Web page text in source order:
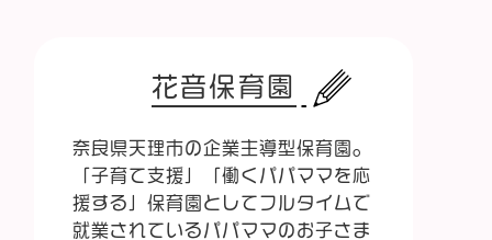
花音保育園
奈良県天理市の企業主導型保育園。
「子育て支援」「働くパパママを応
援する」保育園としてフルタイムで
就業されているパパママのお子さま